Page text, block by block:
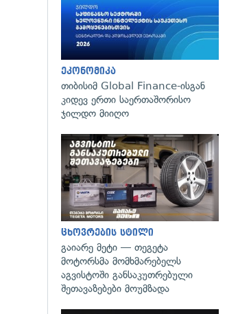
ეკონომიკა
თიბისიმ Global Finance-ისგან
კიდევ ერთი საერთაშორისო
ჯილდო მიიღო
ცხოვრების სტილი
გაიარე მეტი — თეგეტა
მოტორსმა მომხმარებელს
აგვისტოში განსაკუთრებული
შეთავაზებები მოუმზადა